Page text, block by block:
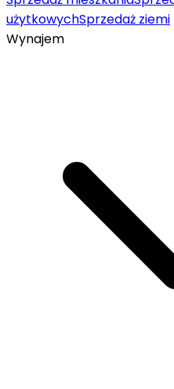
użytkowychSprzedaż ziemi
Wynajem